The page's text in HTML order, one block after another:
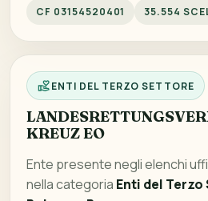
CF 03154520401 35.554
ENTI DEL TERZO SETTORE
KREUZ EO
Ente presente negli elenchi
nella categoria Enti del